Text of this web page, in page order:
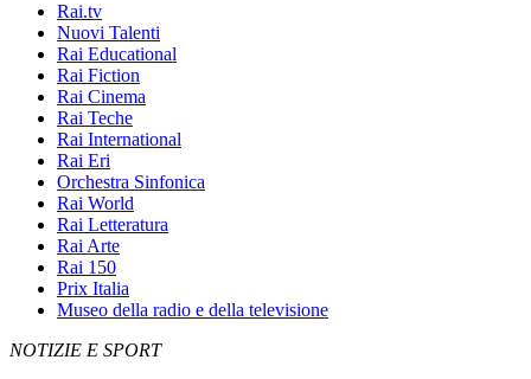
Rai.tv
Nuovi Talenti
Rai Educational
Rai Fiction
Rai Cinema
Rai Teche
Rai International
Rai Eri
Orchestra Sinfonica
Rai World
Rai Letteratura
Rai Arte
Rai 150
Prix Italia
Museo della radio e della televisione
NOTIZIE E SPORT